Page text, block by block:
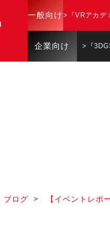
一般向け >『VRアカデ
企業向け >『
ブログ > 【イベントレポ